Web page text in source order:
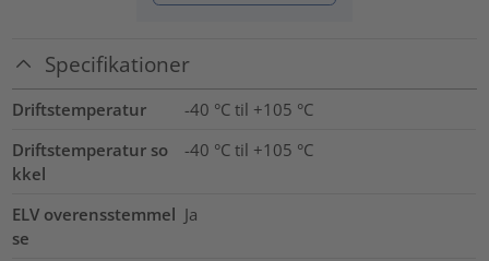
Specifikationer
Driftstemperatur
-40 °C til +105 °C
Driftstemperatur so
kkel
-40 °C til +105 °C
ELV overensstemmel
se
Ja